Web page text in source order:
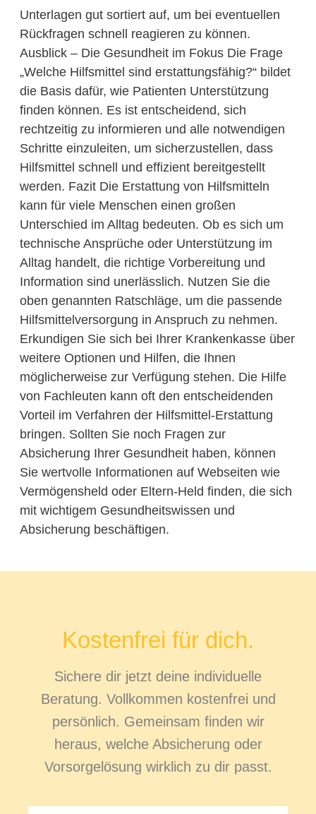
Unterlagen gut sortiert auf, um bei eventuellen
Rückfragen schnell reagieren zu können.
Ausblick – Die Gesundheit im Fokus Die Frage
„Welche Hilfsmittel sind erstattungsfähig?“ bildet
die Basis dafür, wie Patienten Unterstützung
finden können. Es ist entscheidend, sich
rechtzeitig zu informieren und alle notwendigen
Schritte einzuleiten, um sicherzustellen, dass
Hilfsmittel schnell und effizient bereitgestellt
werden. Fazit Die Erstattung von Hilfsmitteln
kann für viele Menschen einen großen
Unterschied im Alltag bedeuten. Ob es sich um
technische Ansprüche oder Unterstützung im
Alltag handelt, die richtige Vorbereitung und
Information sind unerlässlich. Nutzen Sie die
oben genannten Ratschläge, um die passende
Hilfsmittelversorgung in Anspruch zu nehmen.
Erkundigen Sie sich bei Ihrer Krankenkasse über
weitere Optionen und Hilfen, die Ihnen
möglicherweise zur Verfügung stehen. Die Hilfe
von Fachleuten kann oft den entscheidenden
Vorteil im Verfahren der Hilfsmittel-Erstattung
bringen. Sollten Sie noch Fragen zur
Absicherung Ihrer Gesundheit haben, können
Sie wertvolle Informationen auf Webseiten wie
Vermögensheld oder Eltern-Held finden, die sich
mit wichtigem Gesundheitswissen und
Absicherung beschäftigen.
Kostenfrei für dich.
Sichere dir jetzt deine individuelle
Beratung. Vollkommen kostenfrei und
persönlich. Gemeinsam finden wir
heraus, welche Absicherung oder
Vorsorgelösung wirklich zu dir passt.